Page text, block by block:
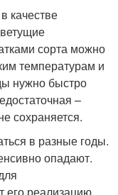
качестве
сорта можно
температурам и
нужно быстро
–
сохраняется.
в разные годы.
опадают.